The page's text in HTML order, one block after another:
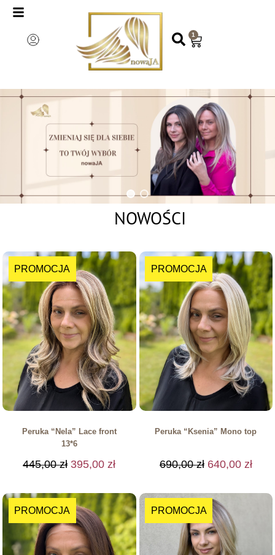
1
NOWOŚCI
PROMOCJA
Peruka “Nela” Lace front
13*6
445,00zł 395,00 zł
PROMOCJA
Peruka “Ksenia” Mono top
690,00zł 640,00 zł
PROMOCJA PROMOCJA